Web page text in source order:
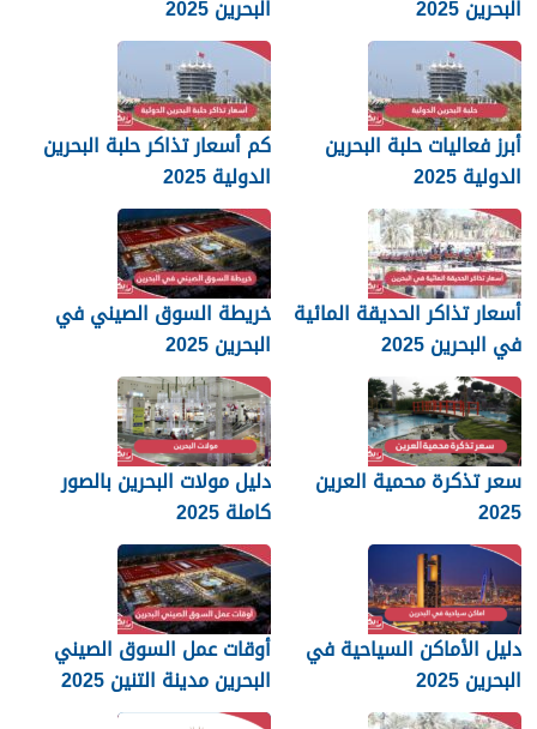
البحرين 2025
البحرين 2025
أبرز فعاليات حلبة البحرين
الدولية 2025
كم أسعار تذاكر حلبة البحرين
الدولية 2025
أسعار تذاكر الحديقة المائية
في البحرين 2025
خريطة السوق الصيني في
البحرين 2025
سعر تذكرة محمية العرين
2025
دليل مولات البحرين بالصور
كاملة 2025
دليل الأماكن السياحية في
البحرين 2025
أوقات عمل السوق الصيني
البحرين مدينة التنين 2025